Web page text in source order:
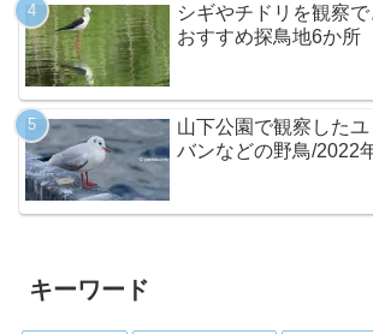
シギやチドリを観察
おすすめ探鳥地6か所
山下公園で観察した
バンなどの野鳥/2022
キーワード